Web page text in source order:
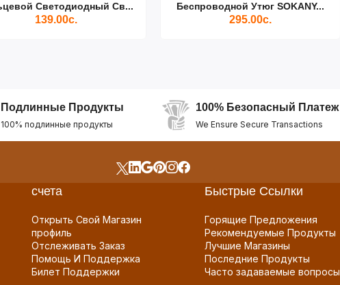
Светодиодный Св...
139.00с.
Беспроводной Утюг SOKANY...
295.00с.
Подлинные Продукты
100% подлинные продукты
100% Безопасный Платеж
We Ensure Secure Transactions
счета
Открыть Свой Магазин
профиль
Отслеживать Заказ
Помощь И Поддержка
Билет Поддержки
Быстрые Ссылки
Горящие Предложения
Рекомендуемые Продукты
Лучшие Магазины
Последние Продукты
Часто задаваемые вопросы